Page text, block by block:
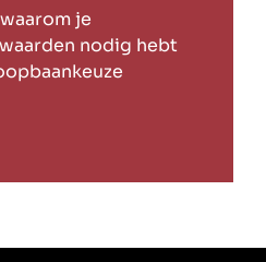
je
nodig hebt